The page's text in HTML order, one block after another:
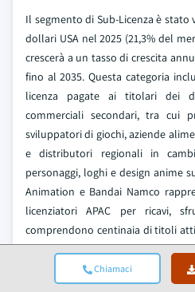
Chiamaci
Il segmento di Sub-Licenza è
dollari USA nel 2025 (21,3% del
crescerà a un tasso di crescita
fino al 2035. Questa categoria
licenza pagate ai titolari dei
commerciali secondari, tra cui
sviluppatori di giochi, aziende
e distributori regionali in
personaggi, loghi e design anime
Animation e Bandai Namco
licenziatori APAC per ricavi,
comprendono centinaia di titoli
significative dal punto di vista
multi-categoria, in cui una singola
Slayer) concede licenze